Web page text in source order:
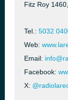
Fitz Roy
Tel.: 5032
Web:
Email:
Facebook:
X: